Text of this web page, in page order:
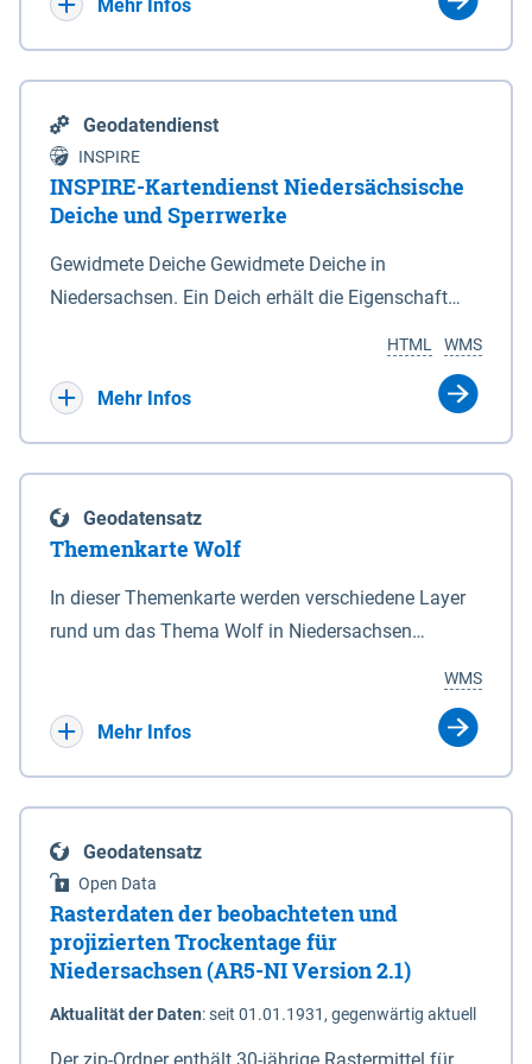
Mehr Infos
Geodatendienst
INSPIRE
INSPIRE-Kartendienst Niedersächsische
Deiche und Sperrwerke
Gewidmete Deiche Gewidmete Deiche in
Niedersachsen. Ein Deich erhält die Eigenschaft
Deichbehörde durch Verordnung ausspricht. Für
enthalten. Sperrwerke Sperrwerke sind Bauwerke
mit Sperrvorrichtungen in Tidegewässern, die dem
Schutz eines Gebietes vor erhöhten Tiden, vor allem
vor Sturmfluten, zu dienen bestimmt sind (§2 Abs.3
Eigenschaft eines Sperrwerkes durch Widmung, die
die Deichbehörde durch Verordnung ausspricht.
WMS
HTML
Mehr Infos
Geodatensatz
Themenkarte Wolf
In dieser Themenkarte werden verschiedene Layer
rund um das Thema Wolf in Niedersachsen
sowie Status der bestehenden Wolfsterritorien im
laufenden Monitoringjahr.
WMS
Mehr Infos
Geodatensatz
Open Data
Rasterdaten der beobachteten und
projizierten Trockentage für
Niedersachsen (AR5-NI Version 2.1)
Aktualität der Daten:seit 01.01.1931, gegenwärtig aktuell